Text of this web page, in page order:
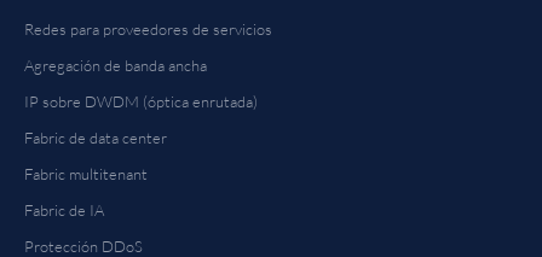
Redes para proveedores de servicios
Agregación de banda ancha
IP sobre DWDM (óptica enrutada)
Fabric de data center
Fabric multitenant
Fabric de IA
Protección DDoS